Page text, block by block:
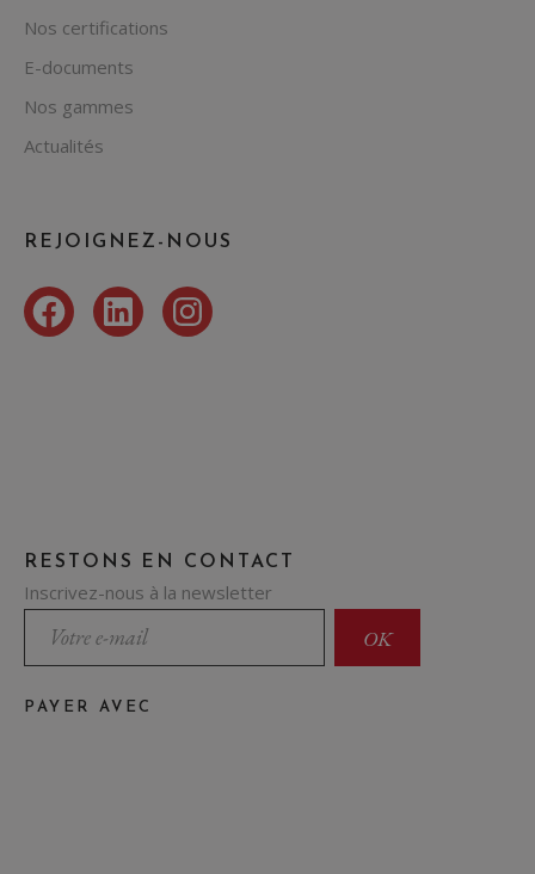
Nos certifications
E-documents
Nos gammes
Actualités
REJOIGNEZ-NOUS
FacebookLinkedInInstagram
RESTONS EN CONTACT
Inscrivez-nous à la newsletter
PAYER AVEC